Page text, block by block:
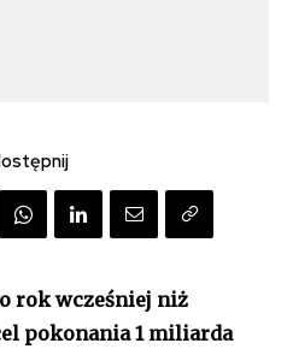
o rok wcześniej niż
pokonania 1 miliarda